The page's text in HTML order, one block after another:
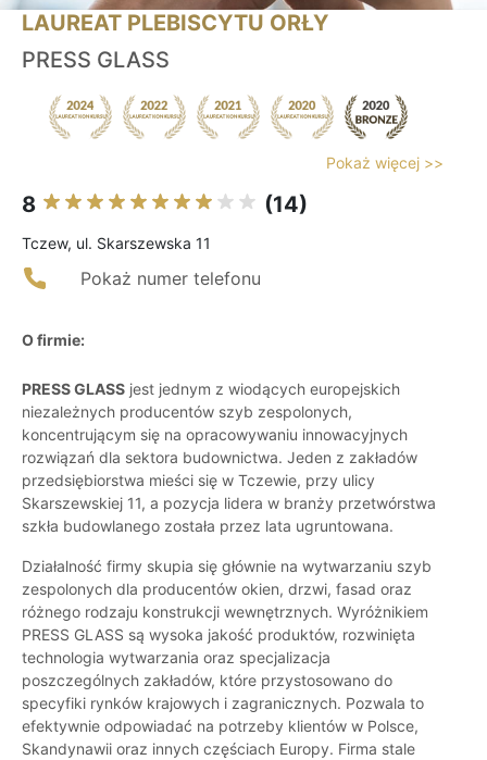
LAUREAT PLEBISCYTU ORŁY
PRESS GLASS
Pokaż więcej >>
8 (14)
Tczew, ul. Skarszewska 11
Pokaż numer telefonu
O firmie:
PRESS GLASS jest jednym z wiodących europejskich
niezależnych producentów szyb zespolonych,
koncentrującym się na opracowywaniu innowacyjnych
rozwiązań dla sektora budownictwa. Jeden z zakładów
przedsiębiorstwa mieści się w Tczewie, przy ulicy
Skarszewskiej 11, a pozycja lidera w branży przetwórstwa
szkła budowlanego została przez lata ugruntowana.
Działalność firmy skupia się głównie na wytwarzaniu szyb
zespolonych dla producentów okien, drzwi, fasad oraz
różnego rodzaju konstrukcji wewnętrznych. Wyróżnikiem
PRESS GLASS są wysoka jakość produktów, rozwinięta
technologia wytwarzania oraz specjalizacja
poszczególnych zakładów, które przystosowano do
specyfiki rynków krajowych i zagranicznych. Pozwala to
efektywnie odpowiadać na potrzeby klientów w Polsce,
Skandynawii oraz innych częściach Europy. Firma stale